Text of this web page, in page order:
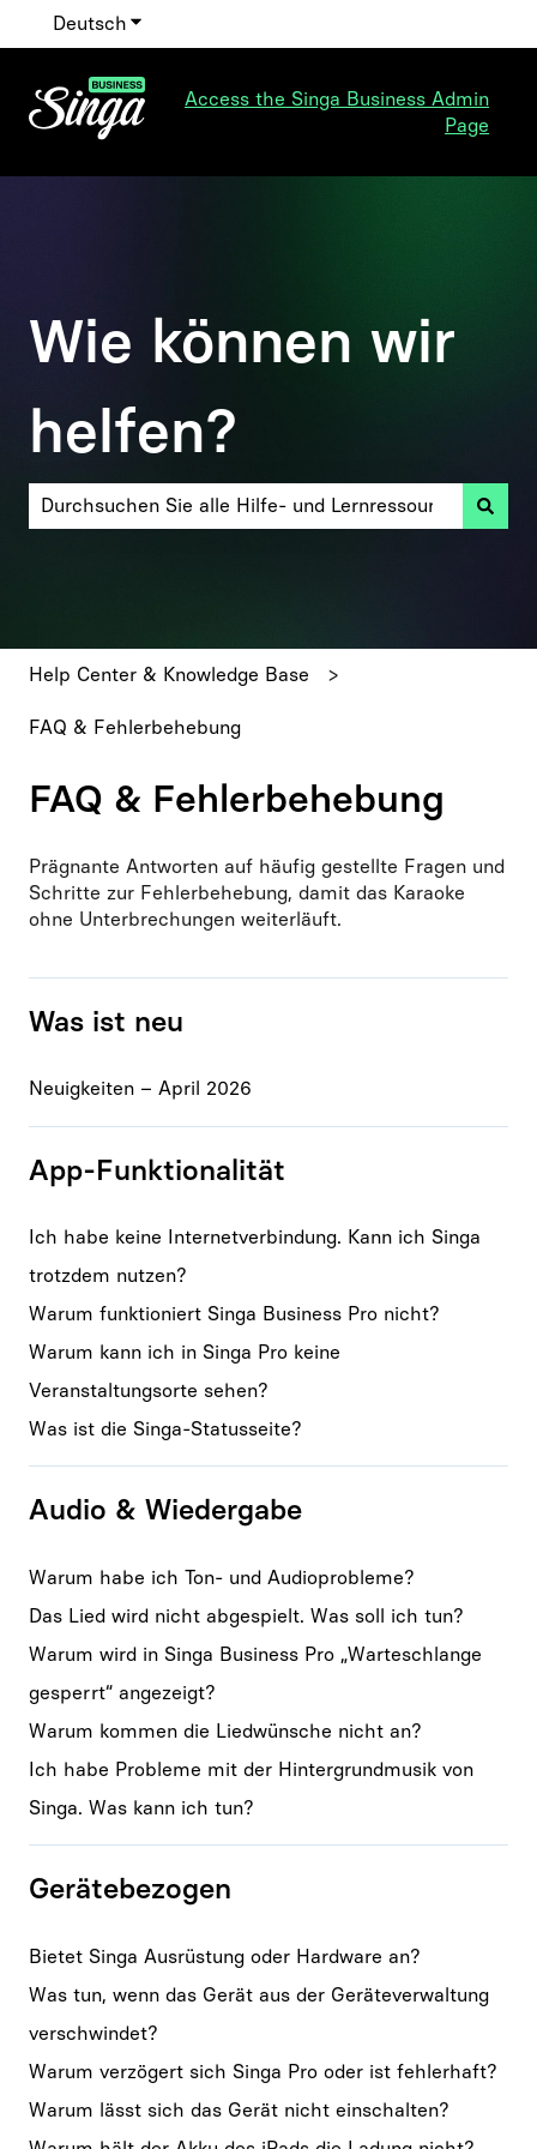
Deutsch Untermenü für Übersetzungen anzeigen
Access the Singa Business Admin
Page
Wie können wir
helfen?
Help Center & Knowledge Base
FAQ & Fehlerbehebung
FAQ & Fehlerbehebung
Prägnante Antworten auf häufig gestellte Fragen und
Schritte zur Fehlerbehebung, damit das Karaoke
ohne Unterbrechungen weiterläuft.
Was ist neu
Neuigkeiten – April 2026
App-Funktionalität
Ich habe keine Internetverbindung. Kann ich Singa
trotzdem nutzen?
Warum funktioniert Singa Business Pro nicht?
Warum kann ich in Singa Pro keine
Veranstaltungsorte sehen?
Was ist die Singa-Statusseite?
Audio & Wiedergabe
Warum habe ich Ton- und Audioprobleme?
Das Lied wird nicht abgespielt. Was soll ich tun?
Warum wird in Singa Business Pro „Warteschlange
gesperrt“ angezeigt?
Warum kommen die Liedwünsche nicht an?
Ich habe Probleme mit der Hintergrundmusik von
Singa. Was kann ich tun?
Gerätebezogen
Bietet Singa Ausrüstung oder Hardware an?
Was tun, wenn das Gerät aus der Geräteverwaltung
verschwindet?
Warum verzögert sich Singa Pro oder ist fehlerhaft?
Warum lässt sich das Gerät nicht einschalten?